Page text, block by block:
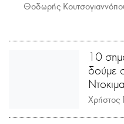
Θοδωρής
10
δούμε
Χρήστος